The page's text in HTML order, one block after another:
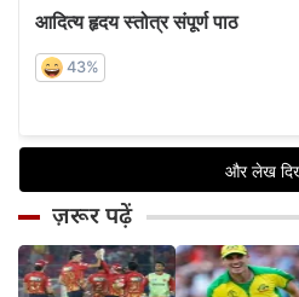
ज़रूर पढ़ें